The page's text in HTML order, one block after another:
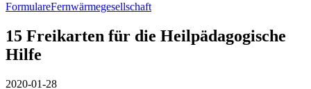
FormulareFernwärmegesellschaft
15 Freikarten für die Heilpädagogische
Hilfe
2020-01-28